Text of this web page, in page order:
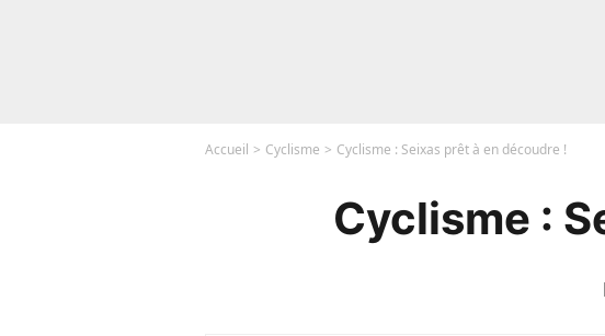
Accueil Cyclisme Cyclisme : Seixas prêt à en découdre !
Cyclisme :